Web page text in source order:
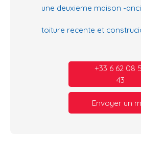
toiture recente et
+33 6 62 08
43
Envoyer un